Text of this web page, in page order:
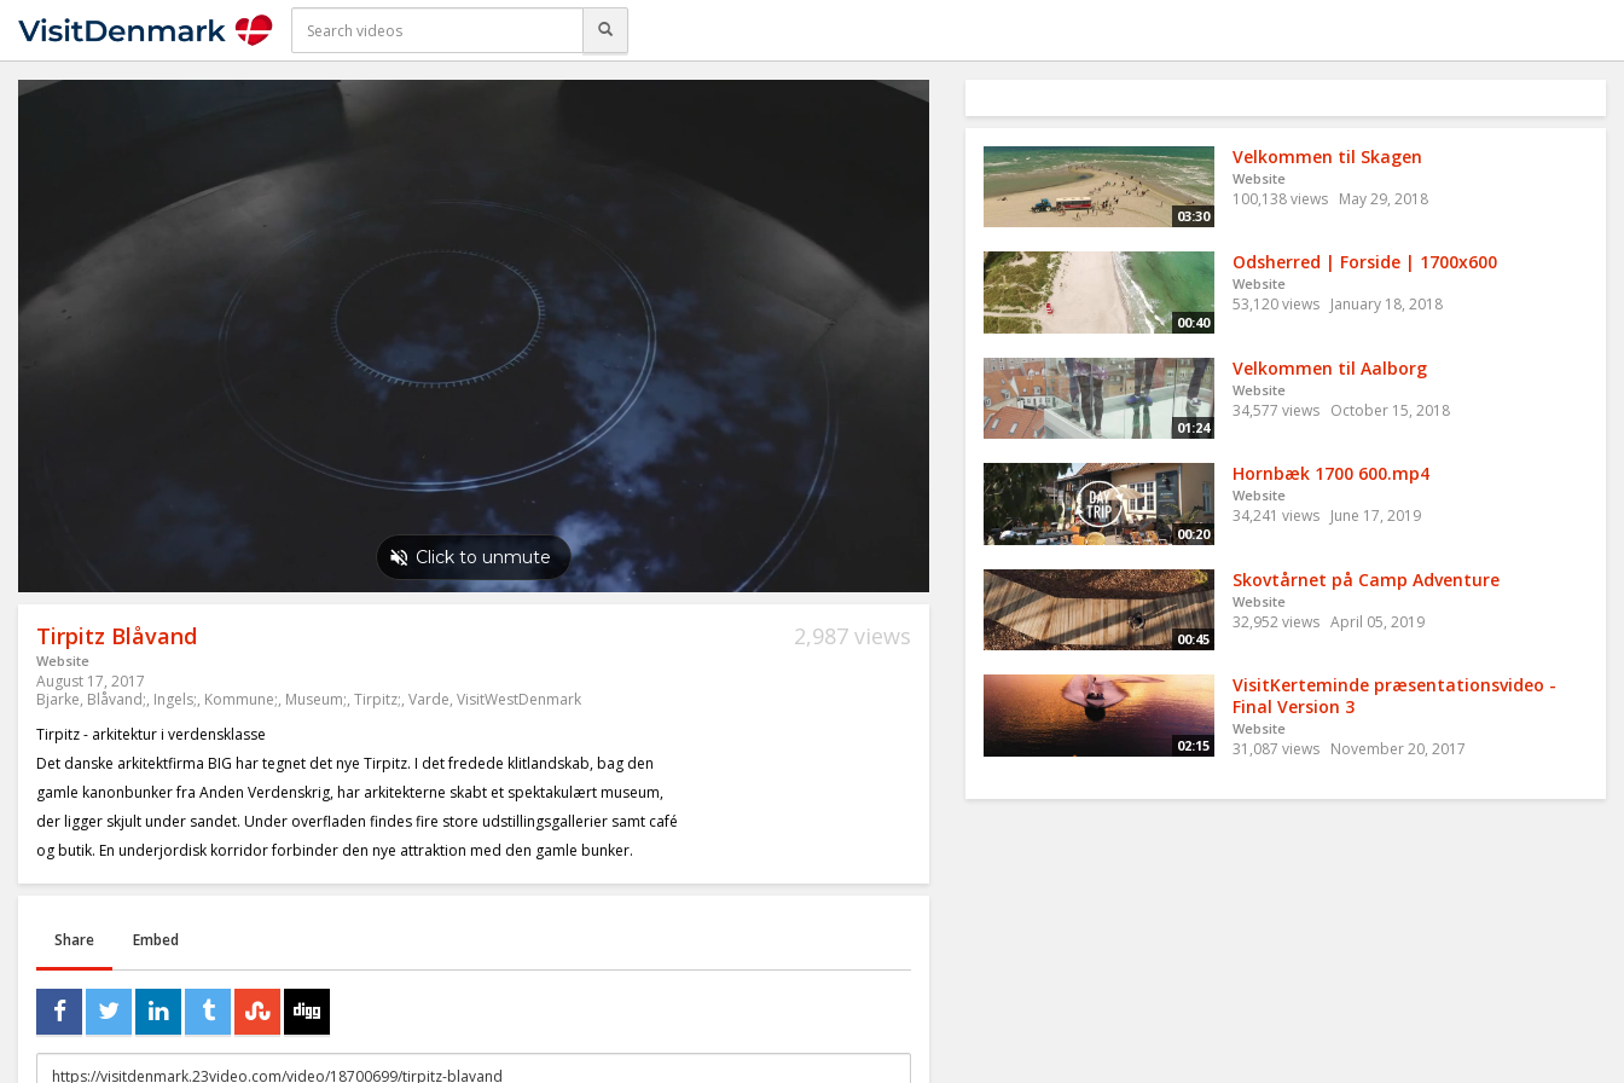
Tirpitz Blåvand
Website
2,987 views
August 17, 2017
Bjarke, Blåvand;, Ingels;, Kommune;, Museum;, Tirpitz;, Varde, VisitWestDenmark
Tirpitz - arkitektur i verdensklasse
Det danske arkitektfirma BIG har tegnet det nye Tirpitz. I det fredede klitlandskab, bag den
gamle kanonbunker fra Anden Verdenskrig, har arkitekterne skabt et spektakulært museum,
der ligger skjult under sandet. Under overfladen findes fire store udstillingsgallerier samt café
og butik. En underjordisk korridor forbinder den nye attraktion med den gamle bunker.
Share Embed
URL
03:30
Velkommen til Skagen
Website
100,138 views May 29, 2018
00:40
Odsherred | Forside | 1700x600
Website
53,120 views January 18, 2018
01:24
Velkommen til Aalborg
Website
34,577 views October 15, 2018
00:20
Hornbæk 1700 600.mp4
Website
34,241 views June 17, 2019
00:45
Skovtårnet på Camp Adventure
Website
32,952 views April 05, 2019
02:15
VisitKerteminde præsentationsvideo -
Final Version 3
Website
31,087 views November 20, 2017